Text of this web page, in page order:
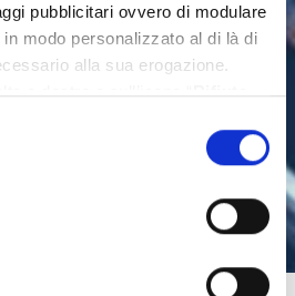
pubblicitari ovvero di modulare
modo personalizzato al di là di
alla sua erogazione.
a destra o sull’icona “Rifiuta
Se invece vuole
può selezionare i cookie
e successivamente cliccare su
Ulteriori informazioni sono